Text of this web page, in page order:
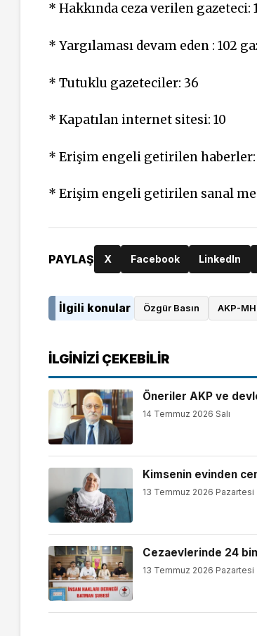
* Hakkında ceza verilen gazeteci:
* Yargılaması devam eden : 102
* Tutuklu gazeteciler: 36
* Kapatılan internet sitesi: 10
* Erişim engeli getirilen haberler:
* Erişim engeli getirilen sanal
PAYLAŞ X Facebook LinkedIn
İlgili konular Özgür Basın AKP-
İLGINIZI ÇEKEBILIR
Öneriler AKP ve
14 Temmuz 2026 Salı
Kimsenin evinden
13 Temmuz 2026 Pazartesi
Cezaevlerinde 24
13 Temmuz 2026 Pazartesi